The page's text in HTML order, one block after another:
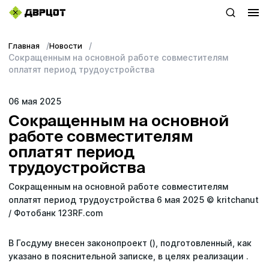
+7 (423) 22–44–333
Услуги
О компании
Контакты
Топ-проекты
Главная Новости
Сокращенным на основной работе совместителям
оплатят период трудоустройства
06 мая 2025
Сокращенным на основной
работе совместителям
оплатят период
трудоустройства
Сокращенным на основной работе совместителям
оплатят период трудоустройства 6 мая 2025 © kritchanut
/ Фотобанк 123RF.com
В Госдуму внесен законопроект (), подготовленный, как
указано в пояснительной записке, в целях реализации .